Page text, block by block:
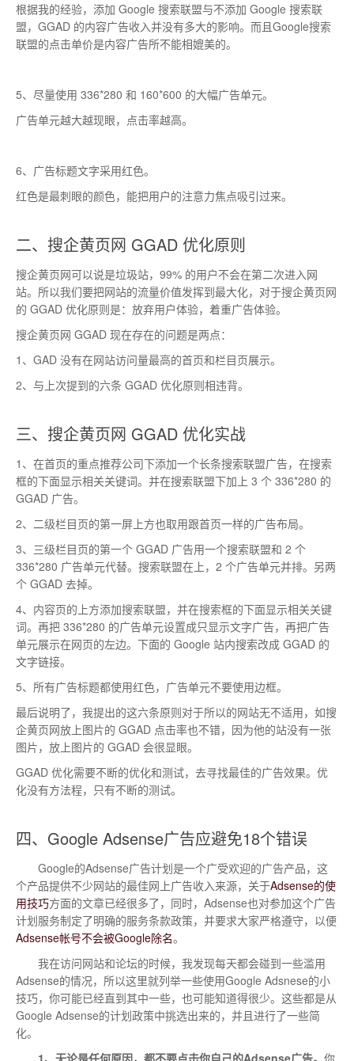
根据我的经验，添加 Google 搜索联盟与不添加 Google 搜索联
盟，GGAD 的内容广告收入并没有多大的影响。而且Google搜索
联盟的点击单价是内容广告所不能相媲美的。
5、尽量使用 336*280 和 160*600 的大幅广告单元。
广告单元越大越现眼，点击率越高。
6、广告标题文字采用红色。
红色是最刺眼的颜色，能把用户的注意力焦点吸引过来。
二、搜企黄页网 GGAD 优化原则
搜企黄页网可以说是垃圾站，99% 的用户不会在第二次进入网
站。所以我们要把网站的流量价值发挥到最大化，对于搜企黄页网
的 GGAD 优化原则是：放弃用户体验，着重广告体验。
搜企黄页网 GGAD 现在存在的问题是两点：
1、GAD 没有在网站访问量最高的首页和栏目页展示。
2、与上次提到的六条 GGAD 优化原则相违背。
三、搜企黄页网 GGAD 优化实战
1、在首页的重点推荐公司下添加一个长条搜索联盟广告，在搜索
框的下面显示相关关键词。并在搜索联盟下加上 3 个 336*280 的
GGAD 广告。
2、二级栏目页的第一屏上方也取用跟首页一样的广告布局。
3、三级栏目页的第一个 GGAD 广告用一个搜索联盟和 2 个
336*280 广告单元代替。搜索联盟在上，2 个广告单元并排。另两
个 GGAD 去掉。
4、内容页的上方添加搜索联盟，并在搜索框的下面显示相关关键
词。再把 336*280 的广告单元设置成只显示文字广告，再把广告
单元展示在网页的左边。下面的 Google 站内搜索改成 GGAD 的
文字链接。
5、所有广告标题都使用红色，广告单元不要使用边框。
最后说明了，我提出的这六条原则对于所以的网站无不适用，如搜
企黄页网放上图片的 GGAD 点击率也不错，因为他的站没有一张
图片，放上图片的 GGAD 会很显眼。
GGAD 优化需要不断的优化和测试，去寻找最佳的广告效果。优
化没有方法程，只有不断的测试。
四、Google Adsense广告应避免18个错误
Google的Adsense广告计划是一个广受欢迎的广告产品，这
个产品提供不少网站的最佳网上广告收入来源，关于Adsense的使
用技巧方面的文章已经很多了，同时，Adsense也对参加这个广告
计划服务制定了明确的服务条款政策，并要求大家严格遵守，以便
Adsense帐号不会被Google除名。
我在访问网站和论坛的时候，我发现每天都会碰到一些滥用
Adsense的情况，所以这里就列举一些使用Google Adsnese的小
技巧，你可能已经直到其中一些，也可能知道得很少。这些都是从
Google Adsense的计划政策中挑选出来的，并且进行了一些简
化。
1、无论是任何原因，都不要点击你自己的Adsense广告。 你